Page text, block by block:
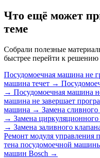
Что ещё может
теме
Собрали полезные
быстрее перейти к
Посудомоечная машина не
машина течет →
→ Посудомоечная машина
машина не завершает
машина → Замена
→ Замена
→ Замена заливного
Ремонт модуля
тена посудомоечной
машин Bosch →